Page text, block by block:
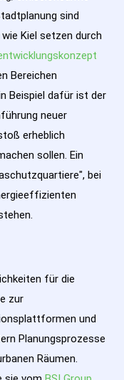
sind
Kiel setzen durch
Bereichen
Beispiel dafür ist der
neuer
erheblich
sollen. Ein
bei
für die
zur
und
Planungsprozesse
Räumen.